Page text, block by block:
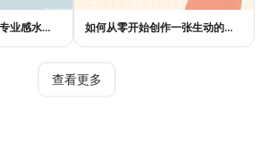
零基础如何快速完成专业感水果插画设计？ 如何从零开始创作一张生动的运动插画？
查看更多